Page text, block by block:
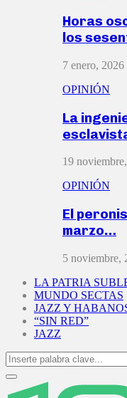
Horas
los
7 enero, 2026
OPINIÓN
La
19
OPINIÓN
El
marzo…
5 noviembre,
LA PATRIA
MUNDO SECTAS
JAZZ Y
“SIN RED”
JAZZ
Search
for:
Primary
Menu